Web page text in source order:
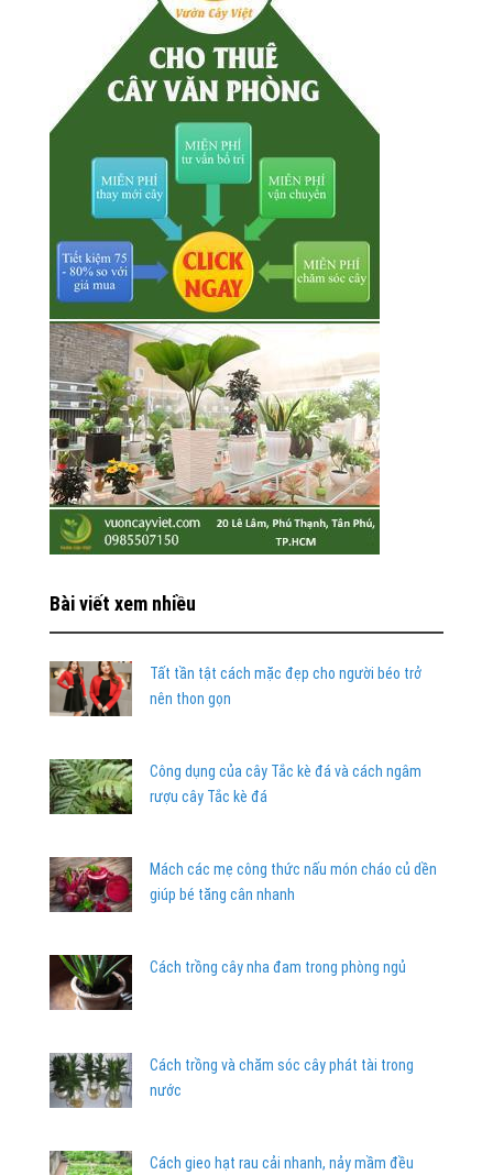
Bài viết xem nhiều
Tất tần tật cách mặc đẹp cho người béo trở
nên thon gọn
Công dụng của cây Tắc kè đá và cách ngâm
rượu cây Tắc kè đá
Mách các mẹ công thức nấu món cháo củ dền
giúp bé tăng cân nhanh
Cách trồng cây nha đam trong phòng ngủ
Cách trồng và chăm sóc cây phát tài trong
nước
Cách gieo hạt rau cải nhanh, nảy mầm đều